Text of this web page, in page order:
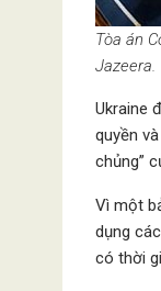
Tòa án
Jazeera.
Ukraine
quyền
chủng”
Vì một
dụng
có thời